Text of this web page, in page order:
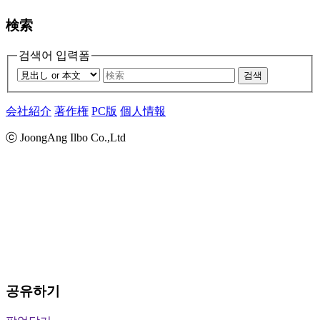
検索
검색어 입력폼
검색
会社紹介 著作権 PC版 個人情報
ⓒ JoongAng Ilbo Co.,Ltd
공유하기